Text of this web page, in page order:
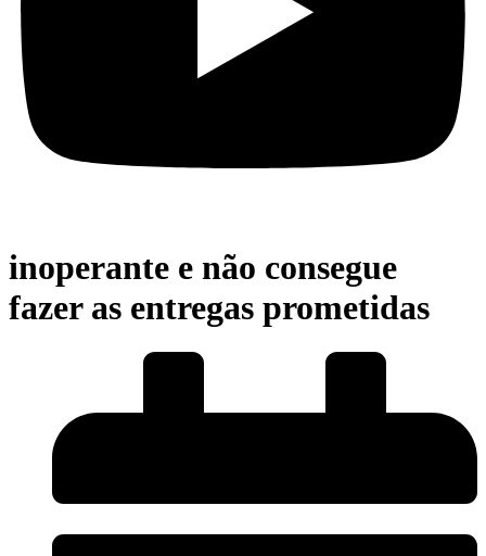
inoperante e não consegue
fazer as entregas prometidas